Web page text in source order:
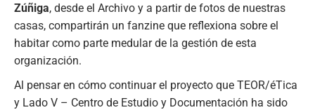
Zúñiga, desde el Archivo y a partir de fotos de nuestras
casas, compartirán un fanzine que reflexiona sobre el
habitar como parte medular de la gestión de esta
organización.
Al pensar en cómo continuar el proyecto que TEOR/éTica
y Lado V – Centro de Estudio y Documentación ha sido